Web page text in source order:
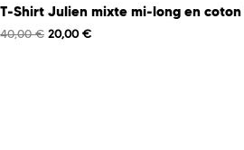
T-Shirt Julien mixte mi-long en coton
40,00€ 20,00€